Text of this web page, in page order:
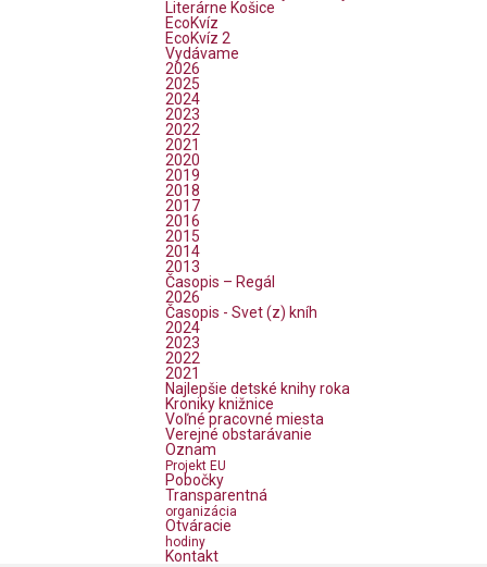
Literárne Košice
EcoKvíz
EcoKvíz 2
Vydávame
2026
2025
2024
2023
2022
2021
2020
2019
2018
2017
2016
2015
2014
2013
Časopis – Regál
2026
Časopis - Svet (z) kníh
2024
2023
2022
2021
Najlepšie detské knihy roka
Kroniky knižnice
Voľné pracovné miesta
Verejné obstarávanie
Oznam
Projekt EU
Pobočky
Transparentná
organizácia
Otváracie
hodiny
Kontakt